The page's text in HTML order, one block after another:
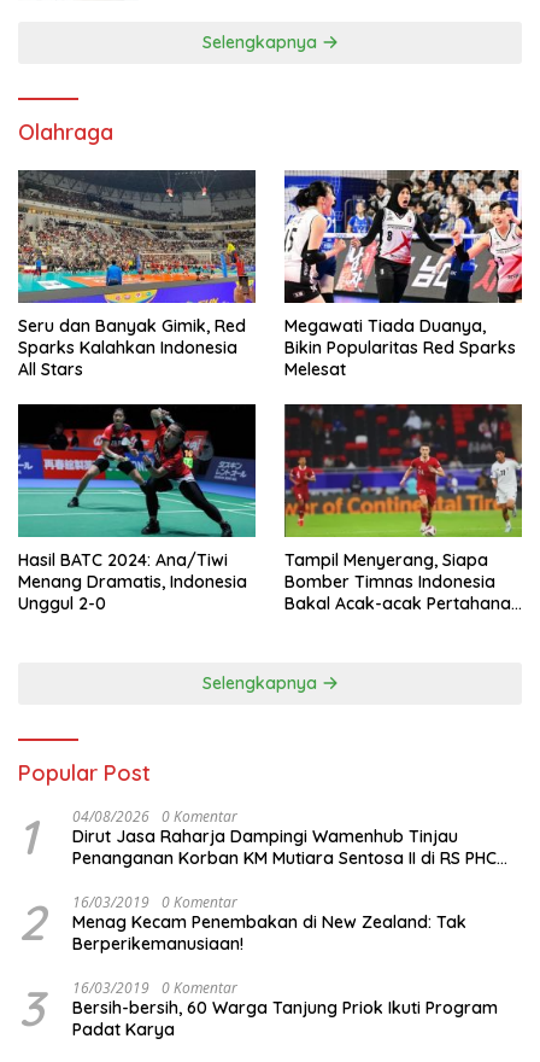
Selengkapnya
Olahraga
Seru dan Banyak Gimik, Red
Sparks Kalahkan Indonesia
All Stars
Megawati Tiada Duanya,
Bikin Popularitas Red Sparks
Melesat
Hasil BATC 2024: Ana/Tiwi
Menang Dramatis, Indonesia
Unggul 2-0
Tampil Menyerang, Siapa
Bomber Timnas Indonesia
Bakal Acak-acak Pertahanan
Selengkapnya
Popular Post
1 04/08/2026 0 Komentar
Dirut Jasa Raharja Dampingi Wamenhub Tinjau
Penanganan Korban KM Mutiara Sentosa II di RS PHC
2 16/03/2019 0 Komentar
Menag Kecam Penembakan di New Zealand: Tak
Berperikemanusiaan!
3 16/03/2019 0 Komentar
Bersih-bersih, 60 Warga Tanjung Priok Ikuti Program
Padat Karya